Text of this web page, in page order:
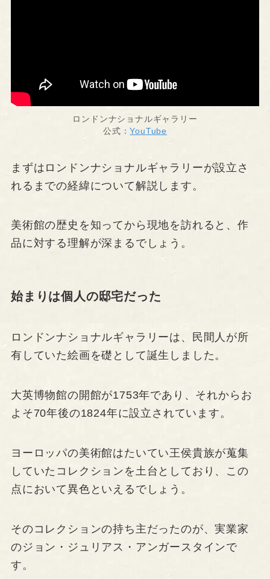
ロンドンナショナルギャラリー
公式：YouTube
まずはロンドンナショナルギャラリーが設立さ
れるまでの経緯について解説します。
美術館の歴史を知ってから現地を訪れると、作
品に対する理解が深まるでしょう。
始まりは個人の邸宅だった
ロンドンナショナルギャラリーは、民間人が所
有していた絵画を礎として誕生しました。
大英博物館の開館が1753年であり、それからお
よそ70年後の1824年に設立されています。
ヨーロッパの美術館はたいてい王侯貴族が蒐集
していたコレクションを土台としており、この
点において異色といえるでしょう。
そのコレクションの持ち主だったのが、実業家
のジョン・ジュリアス・アンガースタインで
す。